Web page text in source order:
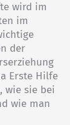
wird im
im
der
Erste Hilfe
wie sie bei
wie man